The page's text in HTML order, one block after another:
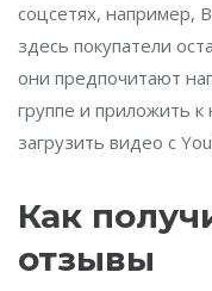
соцсетях, например,
здесь покупатели
они предпочитают
группе и приложить
загрузить видео с
Как
отзывы